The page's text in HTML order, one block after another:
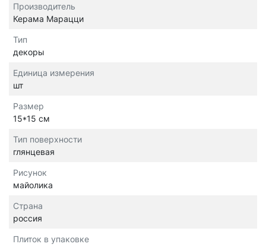
Производитель
Керама Марацци
Тип
декоры
Единица измерения
шт
Размер
15*15 см
Тип поверхности
глянцевая
Рисунок
майолика
Страна
россия
Плиток в упаковке